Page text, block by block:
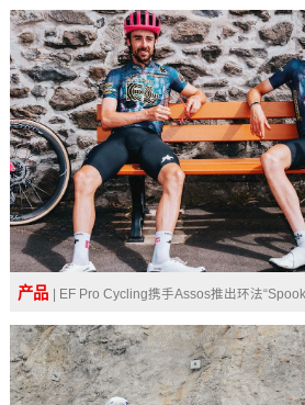
产品 | EF Pro Cycling携手Assos推出环法